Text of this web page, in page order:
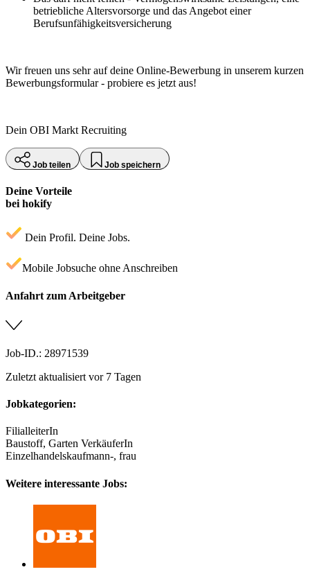
betriebliche Altersvorsorge und das Angebot einer
Berufsunfähigkeitsversicherung
Wir freuen uns sehr auf deine Online-Bewerbung in unserem kurzen
Bewerbungsformular - probiere es jetzt aus!
Dein OBI Markt Recruiting
Job teilen Job speichern
Deine Vorteile
bei hokify
Dein Profil. Deine Jobs.
Mobile Jobsuche ohne Anschreiben
Anfahrt zum Arbeitgeber
Job-ID.: 28971539
Zuletzt aktualisiert vor 7 Tagen
Jobkategorien:
FilialleiterIn
Baustoff, Garten VerkäuferIn
Einzelhandelskaufmann-, frau
Weitere interessante Jobs: